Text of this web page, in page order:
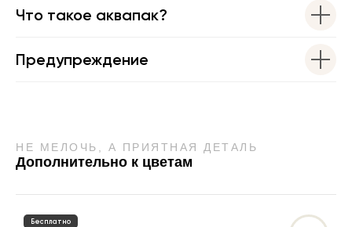
Что такое аквапак?
Предупреждение
НЕ МЕЛОЧЬ, А ПРИЯТНАЯ ДЕТАЛЬ
Дополнительно к цветам
Бесплатно